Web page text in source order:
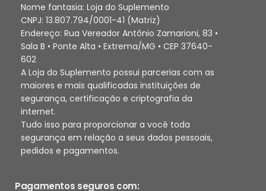
Nome fantasia: Loja do Suplemento
CNPJ: 13.807.794/0001-41 (Matriz)
Endereço: Rua Vereador Antônio Zamarioni, 83 •
Sala B • Ponte Alta • Extrema/MG • CEP 37640-
602
A Loja do Suplemento possui parcerias com as
maiores e mais qualificadas instituições de
segurança, certificação e criptografia da
internet.
Tudo isso para proporcionar a você toda
segurança em relação a seus dados pessoais,
pedidos e pagamentos.
Pagamentos seguros com: